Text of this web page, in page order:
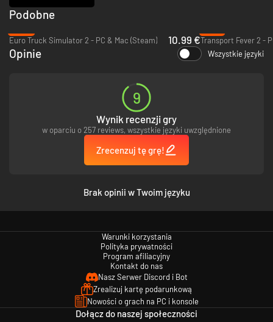
Wheel Tuning Pack
Podobne
Euro Truck Simulator 2 - PC & Mac (Steam)
10.99 €Transport Fever 2 -
Opinie Wszystkie języki
9
Wynik recenzji gry
w oparciu o 257 reviews, wszystkie języki uwzględnione
Zrecenzuj tę grę!
Brak opinii w Twoim języku
Warunki korzystania
Polityka prywatności
Program afiliacyjny
Kontakt do nas
Nasz Serwer Discord i Bot
Zrealizuj kartę podarunkową
Nowości o grach na PC i konsole
Dołącz do naszej społeczności